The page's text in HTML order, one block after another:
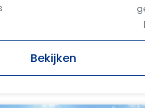
Bekijken